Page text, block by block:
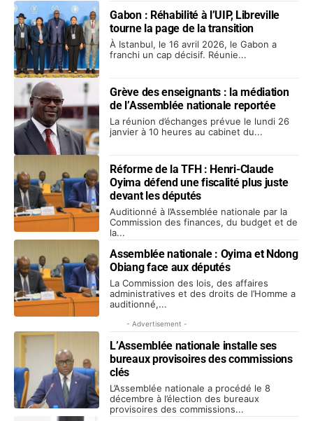
Gabon : Réhabilité à l’UIP, Libreville
tourne la page de la transition
À Istanbul, le 16 avril 2026, le Gabon a
franchi un cap décisif. Réunie...
Grève des enseignants : la médiation
de l’Assemblée nationale reportée
La réunion d’échanges prévue le lundi 26
janvier à 10 heures au cabinet du...
Réforme de la TFH : Henri-Claude
Oyima défend une fiscalité plus juste
devant les députés
Auditionné à l’Assemblée nationale par la
Commission des finances, du budget et de
la...
Assemblée nationale : Oyima et Ndong
Obiang face aux députés
La Commission des lois, des affaires
administratives et des droits de l’Homme a
auditionné,...
- Advertisement -
L’Assemblée nationale installe ses
bureaux provisoires des commissions
clés
L’Assemblée nationale a procédé le 8
décembre à l’élection des bureaux
provisoires des commissions...